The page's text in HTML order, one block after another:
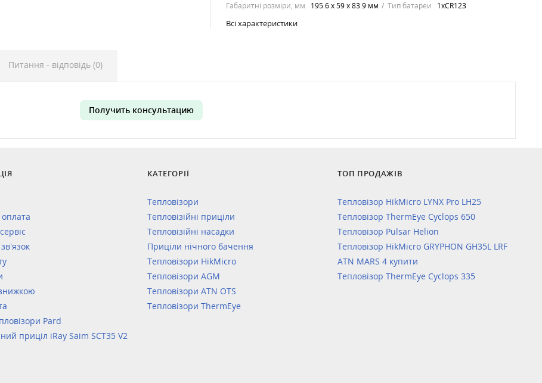
Габаритні розміри, мм
195.6 x 59 x 83.9 мм Тип батареи 1xCR123
Всі характеристики
Питання - відповідь (0)
Получить консультацию
оплата
Pard
приціл iRay Saim SCT35 V2
КАТЕГОРІЇ
Тепловізори
Тепловізійні приціли
Тепловізійні насадки
Приціли нічного бачення
Тепловізори HikMicro
Тепловізори AGM
Тепловізори ATN OTS
Тепловізори ThermEye
ТОП ПРОДАЖІВ
Тепловізор HikMicro LYNX Pro LH25
Тепловізор ThermEye Cyclops 650
Тепловізор Pulsar Helion
Тепловізор HikMicro GRYPHON GH35L LRF
ATN MARS 4 купити
Тепловізор ThermEye Cyclops 335